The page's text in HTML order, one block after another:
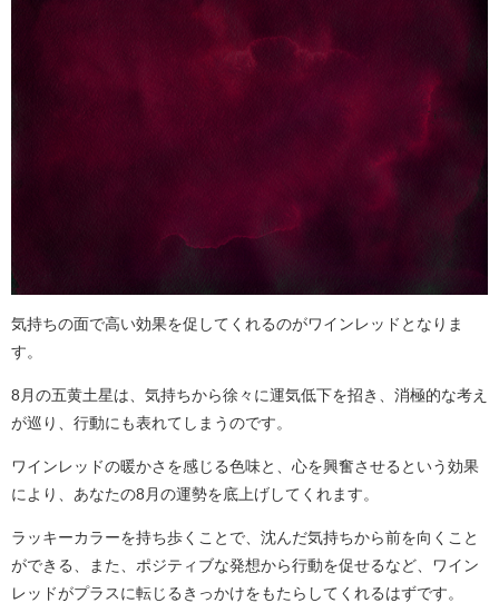
気持ちの面で高い効果を促してくれるのがワインレッドとなりま
す。
8月の五黄土星は、気持ちから徐々に運気低下を招き、消極的な考え
が巡り、行動にも表れてしまうのです。
ワインレッドの暖かさを感じる色味と、心を興奮させるという効果
により、あなたの8月の運勢を底上げしてくれます。
ラッキーカラーを持ち歩くことで、沈んだ気持ちから前を向くこと
ができる、また、ポジティブな発想から行動を促せるなど、ワイン
レッドがプラスに転じるきっかけをもたらしてくれるはずです。